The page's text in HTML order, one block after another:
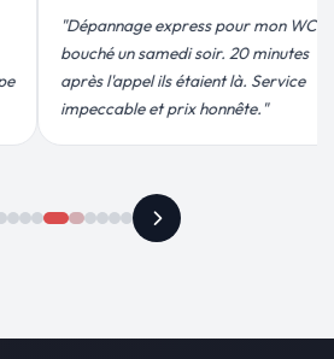
"Remplacement de mon chauffe-eau en
moins de 2h. Équipe très pro, devis
conforme, chantier propre. Je
recommande vivement."